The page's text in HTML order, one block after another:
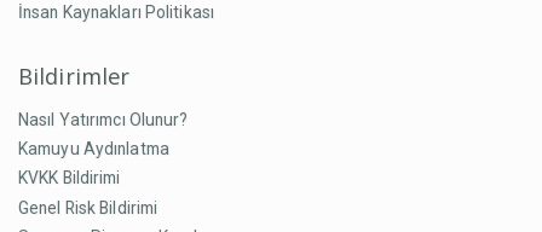
İnsan Kaynakları Politikası
Bildirimler
Nasıl Yatırımcı Olunur?
Kamuyu Aydınlatma
KVKK Bildirimi
Genel Risk Bildirimi